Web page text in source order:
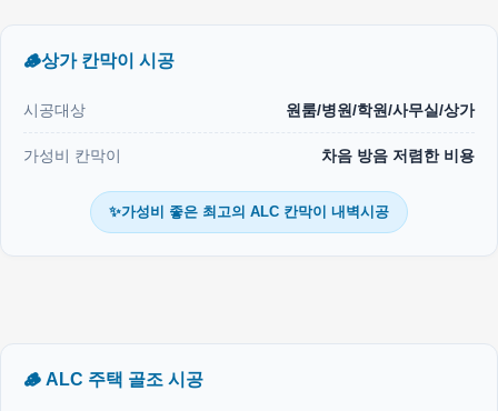
🪵상가 칸막이 시공
시공대상 원룸/병원/학원/사무실/상가
가성비 칸막이 차음 방음 저렴한 비용
✨가성비 좋은 최고의 ALC 칸막이 내벽시공
🪵 ALC 주택 골조 시공